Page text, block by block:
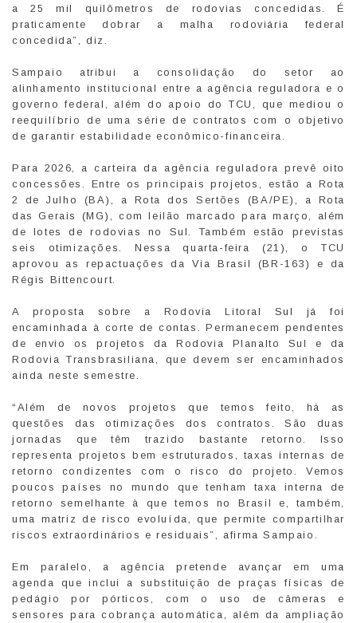
a 25 mil quilômetros de rodovias concedidas. É
praticamente dobrar a malha rodoviária federal
concedida”, diz.
Sampaio atribui a consolidação do setor ao
alinhamento institucional entre a agência reguladora e o
governo federal, além do apoio do TCU, que mediou o
reequilíbrio de uma série de contratos com o objetivo
de garantir estabilidade econômico-financeira.
Para 2026, a carteira da agência reguladora prevê oito
concessões. Entre os principais projetos, estão a Rota
2 de Julho (BA), a Rota dos Sertões (BA/PE), a Rota
das Gerais (MG), com leilão marcado para março, além
de lotes de rodovias no Sul. Também estão previstas
seis otimizações. Nessa quarta-feira (21), o TCU
aprovou as repactuações da Via Brasil (BR-163) e da
Régis Bittencourt.
A proposta sobre a Rodovia Litoral Sul já foi
encaminhada à corte de contas. Permanecem pendentes
de envio os projetos da Rodovia Planalto Sul e da
Rodovia Transbrasiliana, que devem ser encaminhados
ainda neste semestre.
“Além de novos projetos que temos feito, há as
questões das otimizações dos contratos. São duas
jornadas que têm trazido bastante retorno. Isso
representa projetos bem estruturados, taxas internas de
retorno condizentes com o risco do projeto. Vemos
poucos países no mundo que tenham taxa interna de
retorno semelhante à que temos no Brasil e, também,
uma matriz de risco evoluída, que permite compartilhar
riscos extraordinários e residuais”, afirma Sampaio.
Em paralelo, a agência pretende avançar em uma
agenda que inclui a substituição de praças físicas de
pedágio por pórticos, com o uso de câmeras e
sensores para cobrança automática, além da ampliação